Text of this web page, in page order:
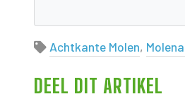
Achtkante Molen,
DEEL DIT ARTIKEL